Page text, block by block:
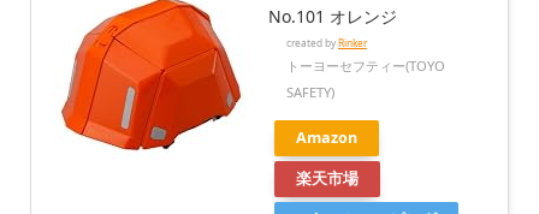
No.101 オレンジ
created byRinker
トーヨーセフティー(TOYO
SAFETY)
Amazon
楽天市場